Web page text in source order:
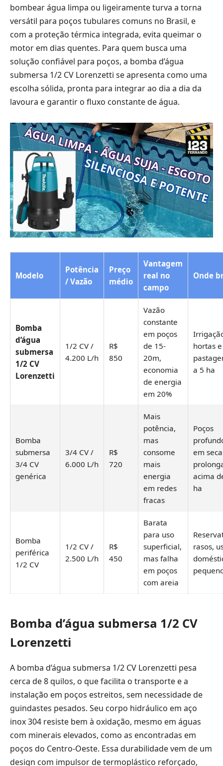
bombear água limpa ou ligeiramente turva a torna
versátil para poços tubulares comuns no Brasil, e
com a proteção térmica integrada, evita queimar o
motor em dias quentes. Para quem busca uma
solução confiável para poços, a bomba d’água
submersa 1/2 CV Lorenzetti se apresenta como uma
escolha sólida, pronta para integrar ao dia a dia da
lavoura e garantir o fluxo constante de água.
Modelo
Potência
/ Vazão
Preço
médio
Vantagem
real no
campo
Onde
Bomba
d’água
submersa
1/2 CV
Lorenzetti
1/2 CV /
4.200 L/h
R$
850
Vazão
constante
em poços
de 15-
20m,
economia
de energia
em 20%
hortas e
a 5 ha
Bomba
submersa
3/4 CV
genérica
3/4 CV /
6.000 L/h
R$
720
Mais
potência,
mas
consome
mais
energia
em redes
fracas
Poços
em
acima
ha
Bomba
periférica
1/2 CV
1/2 CV /
2.500 L/h
R$
450
Barata
para uso
superficial,
mas falha
em poços
com areia
rasos,
Bomba d’água submersa 1/2 CV
Lorenzetti
A bomba d’água submersa 1/2 CV Lorenzetti pesa
cerca de 8 quilos, o que facilita o transporte e a
instalação em poços estreitos, sem necessidade de
guindastes pesados. Seu corpo hidráulico em aço
inox 304 resiste bem à oxidação, mesmo em águas
com minerais elevados, como as encontradas em
poços do Centro-Oeste. Essa durabilidade vem de um
design com impulsor de termoplástico reforçado,